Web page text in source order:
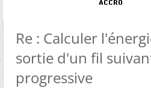
Re : Calculer
sortie d'un fil
progressive